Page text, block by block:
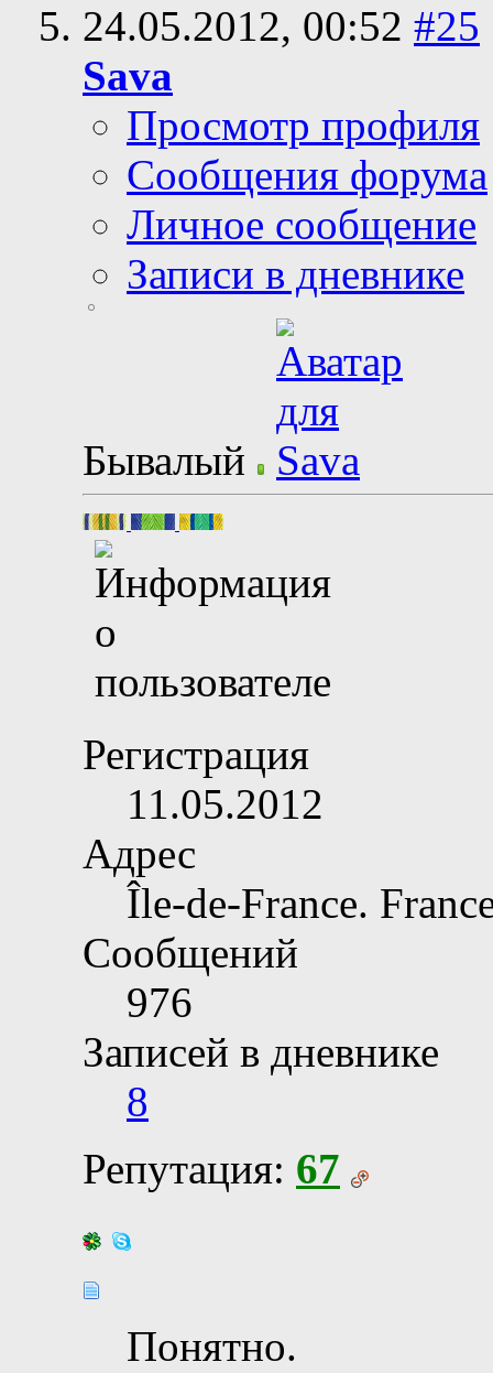
24.05.2012, 00:52 #25
Sava
Просмотр профиля
Сообщения форума
Личное сообщение
Записи в дневнике
Бывалый
Регистрация
11.05.2012
Адрес
Île-de-France.
Сообщений
976
Записей в дневнике
8
Репутация: 67
Понятно.